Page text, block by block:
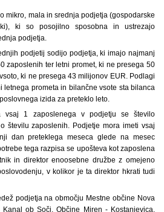
mikro, mala in srednja podjetja (gospodarske
ki so posojilno sposobna in ustrezajo
podjetja.
podjetij sodijo podjetja, ki imajo najmanj
zaposlenih ter letni promet, ki ne presega 50
ki ne presega 43 milijonov EUR. Podlagi
letnega prometa in bilančne vsote sta bilanca
izida za preteklo leto.
vsaj 1 zaposlenega v podjetju se število
številu zaposlenih. Podjetje mora imeti vsaj
dan preteklega meseca glede na mesec
tega razpisa se upošteva kot zaposlena
in direktor enoosebne družbe z omejeno
v kolikor je ta direktor hkrati tudi
podjetja na območju Mestne občine Nova
ob Soči, Občine Miren - Kostanjevica,